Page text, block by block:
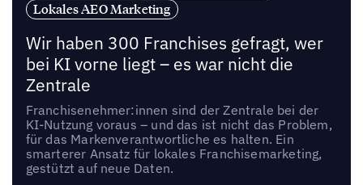
Lokales AEO Marketing
Wir haben 300 Franchises gefragt, wer
bei KI vorne liegt – es war nicht die
Zentrale
Franchisenehmer:innen sind der Zentrale bei der
KI-Nutzung voraus – und das ist nicht das Problem,
für das Markenverantwortliche es halten. Ein
smarterer Ansatz für lokales Franchisemarketing,
gestützt auf neue Daten.